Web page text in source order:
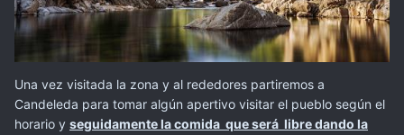
Una vez visitada la zona y al rededores partiremos a
Candeleda para tomar algún apertivo visitar el pueblo según el
horario y seguidamente la comida que será libre dando la